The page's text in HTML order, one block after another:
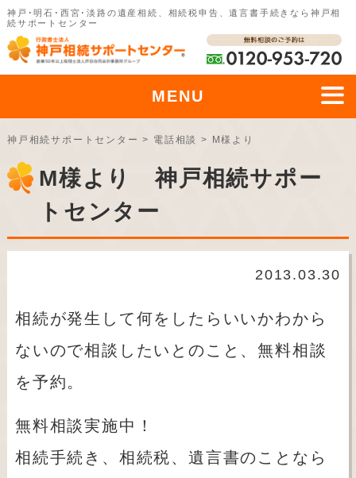
神戸･明石･西宮･淡路の遺産相続、相続税申告、遺言書手続きなら神戸相
続サポートセンター
MENU
神戸相続サポートセンター > 電話相談 > M様より
M様より 神戸相続サポー
トセンター
2013.03.30
相続が発生して何をしたらいいかわから
ないので相談したいとのこと、無料相談
を予約。
無料相談実施中！
相続手続き、相続税、遺言書のことなら